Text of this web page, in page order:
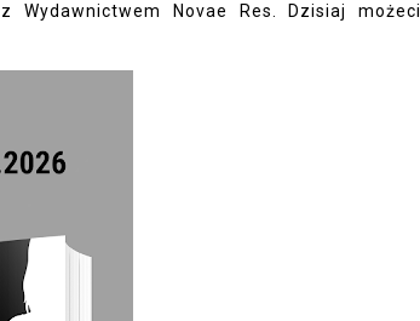
Novae Res. Dzisiaj